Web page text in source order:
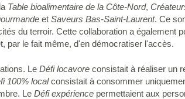
Table bioalimentaire de la Côte-Nord,
et Saveurs Bas-Saint-Laurent. Ce
du terroir. Cette collaboration a également
par le fait même, d'en démocratiser l'accès.
Le Défi locavore consistait à réaliser un
100% localconsistait à consommer
Le Défi expérience permettaient aux